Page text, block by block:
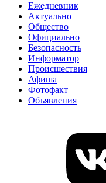
Ежедневник
Актуально
Общество
Официально
Безопасность
Информатор
Происшествия
Афиша
Фотофакт
Объявления